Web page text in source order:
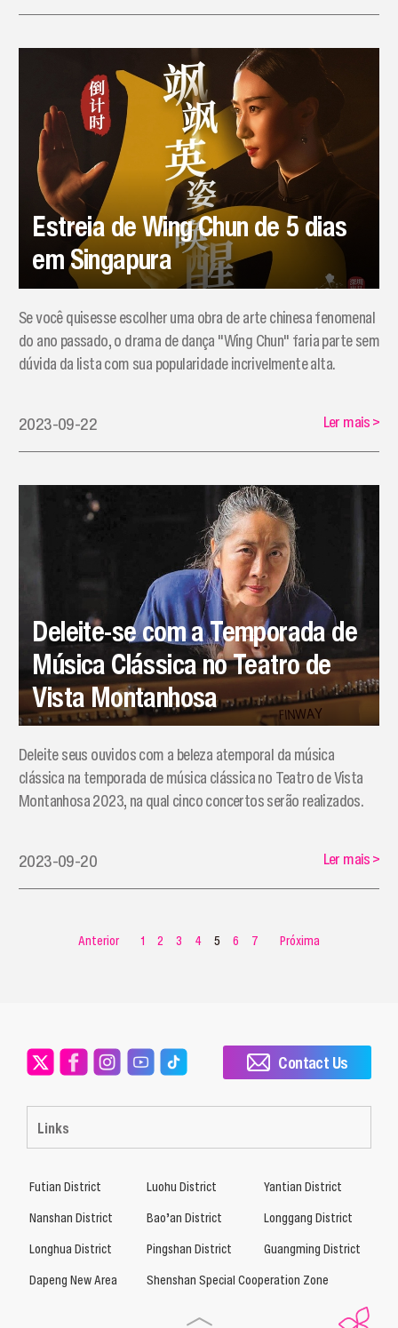
Estreia de Wing Chun de 5 dias
em Singapura
​Se você quisesse escolher uma obra de arte chinesa fenomenal
do ano passado, o drama de dança "Wing Chun" faria parte sem
dúvida da lista com sua popularidade incrivelmente alta.
2023-09-22 Ler mais>
Deleite-se com a Temporada de
Música Clássica no Teatro de
Vista Montanhosa
Deleite seus ouvidos com a beleza atemporal da música
clássica na temporada de música clássica no Teatro de Vista
Montanhosa 2023, na qual cinco concertos serão realizados.
2023-09-20 Ler mais>
Anterior 1 2 3 4 5 6 7 Próxima
Links
Contact Us
Futian District Luohu District
Yantian District
Nanshan District
Bao’an District
Longgang District
Longhua District
Pingshan District
Guangming District
Dapeng New Area
Shenshan Special Cooperation Zone